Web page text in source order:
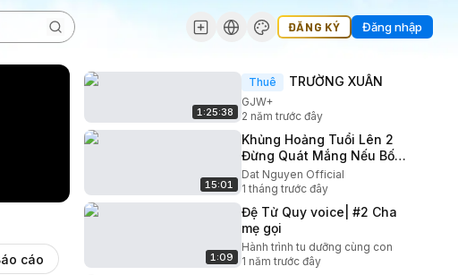
ĐĂNG KÝ Đăng nhập
cáo
1:25:38
Thuê TRƯỜNG XUÂN
GJW+
2 năm trước đây
15:01
Khủng Hoảng Tuổi Lên 2
Đừng Quát Mắng Nếu Bố
Chưa Biết Quy Tắc 3 Phút
Này
Dat Nguyen Official
1 tháng trước đây
1:09
Đệ Tử Quy voice| #2 Cha
mẹ gọi
Hành trình tu dưỡng cùng con
1 năm trước đây